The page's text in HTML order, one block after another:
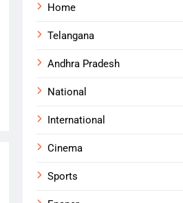
Home
Telangana
Andhra Pradesh
National
International
Cinema
Sports